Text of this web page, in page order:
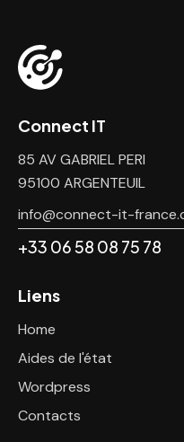
Connect IT
85 AV GABRIEL PERI
95100 ARGENTEUIL
info@connect-it-
+33 06 58 08 75 78
Liens
Home
Aides de l'état
Wordpress
Contacts